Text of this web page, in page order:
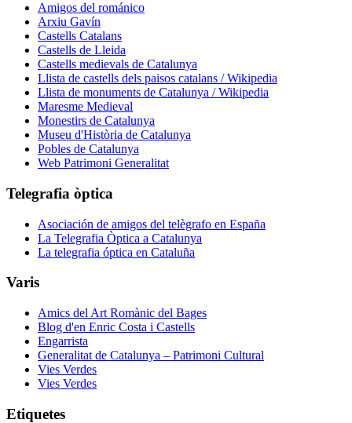
Amigos del románico
Arxiu Gavín
Castells Catalans
Castells de Lleida
Castells medievals de Catalunya
Llista de castells dels paisos catalans / Wikipedia
Llista de monuments de Catalunya / Wikipedia
Maresme Medieval
Monestirs de Catalunya
Museu d'Història de Catalunya
Pobles de Catalunya
Web Patrimoni Generalitat
Telegrafia òptica
Asociación de amigos del telègrafo en España
La Telegrafia Òptica a Catalunya
La telegrafia óptica en Cataluña
Varis
Amics del Art Romànic del Bages
Blog d'en Enric Costa i Castells
Engarrista
Generalitat de Catalunya – Patrimoni Cultural
Vies Verdes
Vies Verdes
Etiquetes